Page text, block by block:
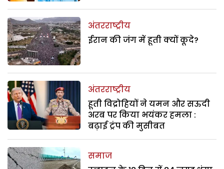
अंतरराष्ट्रीय
ईरान की जंग में हूती क्यों कूदे?
अंतरराष्ट्रीय
हूती विद्रोहियों ने यमन और सऊदी
अरब पर किया भयंकर हमला :
बढ़ाई ट्रंप की मुसीबत
समाज